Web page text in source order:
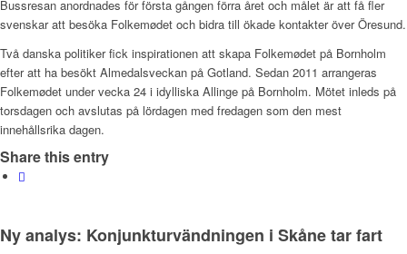
Bussresan anordnades för första gången förra året och målet är att få fler
svenskar att besöka Folkemødet och bidra till ökade kontakter över Öresund.
Två danska politiker fick inspirationen att skapa Folkemødet på Bornholm
efter att ha besökt Almedalsveckan på Gotland. Sedan 2011 arrangeras
Folkemødet under vecka 24 i idylliska Allinge på Bornholm. Mötet inleds på
torsdagen och avslutas på lördagen med fredagen som den mest
innehållsrika dagen.
Share this entry
Ny analys: Konjunkturvändningen i Skåne tar fart